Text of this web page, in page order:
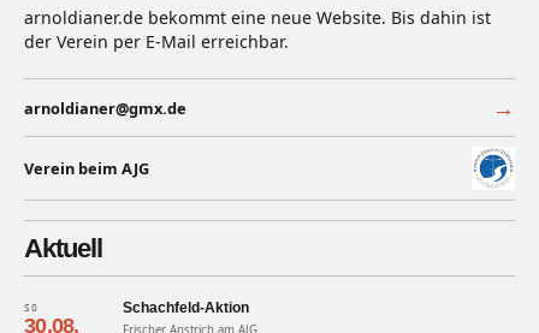
arnoldianer.de bekommt eine neue Website. Bis dahin ist
der Verein per E-Mail erreichbar.
arnoldianer@gmx.de →
Verein beim AJG
Aktuell
SO
30.08.
Schachfeld-Aktion
Frischer Anstrich am AJG